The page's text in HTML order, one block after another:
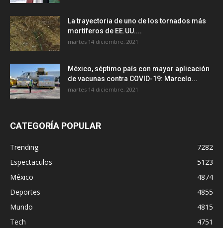
La trayectoria de uno de los tornados más
mortíferos de EE.UU....
martes 14 diciembre, 2021
México, séptimo país con mayor aplicación
de vacunas contra COVID-19: Marcelo...
martes 14 diciembre, 2021
CATEGORÍA POPULAR
Trending
7282
Espectaculos
5123
México
4874
Deportes
4855
Mundo
4815
Tech
4751